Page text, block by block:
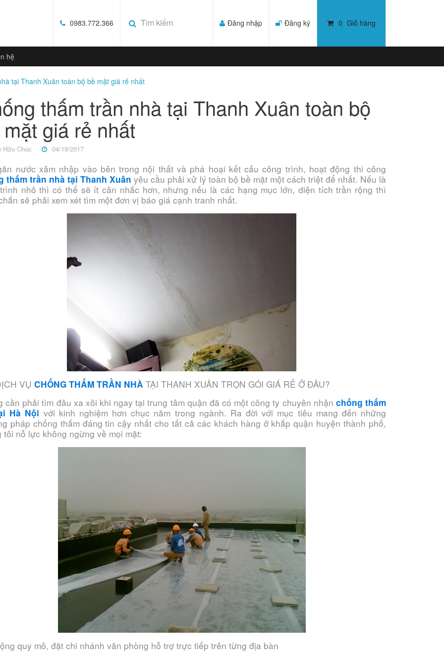
0 Giỏ hàng
0983.772.366 Đăng nhập Đăng ký
hệ
tại Thanh Xuân toàn bộ bề mặt giá rẻ nhất
thấm trần nhà tại Thanh Xuân toàn bộ
giá rẻ nhất
Hữu Chúc 04/19/2017
nước xâm nhập vào bên trong nội thất và phá hoại kết cấu công trình, hoạt động thi công
thấm trần nhà tại Thanh Xuân yêu cầu phải xử lý toàn bộ bề mặt một cách triệt để nhất. Nếu là
nhỏ thì có thể sẽ ít cân nhắc hơn, nhưng nếu là các hạng mục lớn, diện tích trần rộng thì
sẽ phải xem xét tìm một đơn vị báo giá cạnh tranh nhất.
VỤ CHỐNG THẤM TRẦN NHÀ TẠI THANH XUÂN TRỌN GÓI GIÁ RẺ Ở ĐÂU?
cần phải tìm đâu xa xôi khi ngay tại trung tâm quận đã có một công ty chuyên nhận chống thấm
Hà Nội với kinh nghiệm hơn chục năm trong ngành. Ra đời với mục tiêu mang đến những
pháp chống thấm đáng tin cậy nhất cho tất cả các khách hàng ở khắp quận huyện thành phố,
tôi nỗ lực không ngừng về mọi mặt:
quy mô, đặt chi nhánh văn phòng hỗ trợ trực tiếp trên từng địa bàn